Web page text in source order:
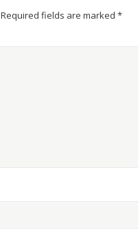
Required fields are marked *